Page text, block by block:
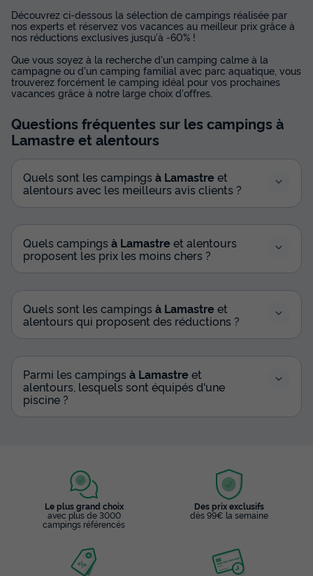
Découvrez ci-dessous la sélection de campings réalisée par
nos experts et réservez vos vacances au meilleur prix grâce à
nos réductions exclusives jusqu'à -60% !
Que vous soyez à la recherche d'un camping calme à la
campagne ou d'un camping familial avec parc aquatique, vous
trouverez forcément le camping idéal pour vos prochaines
vacances grâce à notre large choix d'offres.
Questions fréquentes sur les campings à
Lamastreet alentours
Quels sont les campings à Lamastre et
alentours avec les meilleurs avis clients ?
Quels campings à Lamastre et alentours
proposent les prix les moins chers ?
Quels sont les campings à Lamastre et
alentours qui proposent des réductions ?
Parmi les campings à Lamastre et
alentours, lesquels sont équipés d'une
piscine ?
Le plus grand choix
avec plus de 3000
campings référencés
Des prix exclusifs
dès 99€ la semaine